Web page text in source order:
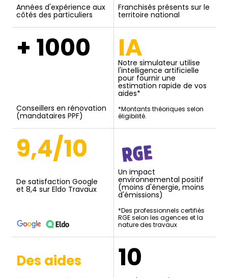
Années d'expérience aux
côtés des particuliers
Franchisés présents sur le
territoire national
+ 1000
Conseillers en rénovation
(mandataires PPF)
IA
Notre simulateur utilise
l'intelligence artificielle
pour fournir une
estimation rapide de vos
aides*
*Montants théoriques selon
éligibilité.
9,4/10
De satisfaction Google
et 8,4 sur Eldo Travaux
Un impact
environnemental positif
(moins d'énergie, moins
d'émissions)
*Des professionnels certifiés
RGE selon les agences et la
nature des travaux
Des aides
10